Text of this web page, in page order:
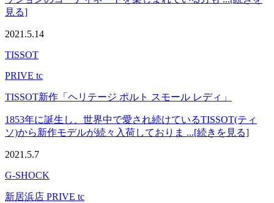
見る]
2021.5.14
TISSOT
PRIVE tc
TISSOT新作「ヘリテージ ポルト スモール レディ」
1853年に誕生し、世界中で愛され続けているTISSOT(ティ
ソ)から新作モデルが続々入荷しておりま ...[続きを見る]
2021.5.7
G-SHOCK
新居浜店 PRIVE tc